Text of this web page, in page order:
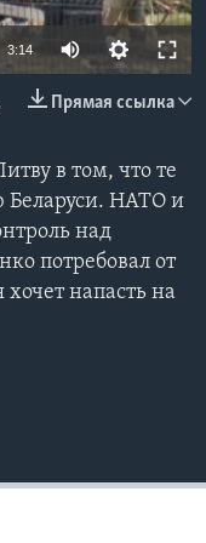
3:14
Прямая ссылка
в том, что те
Беларуси. НАТО и
над
потребовал от
хочет напасть на